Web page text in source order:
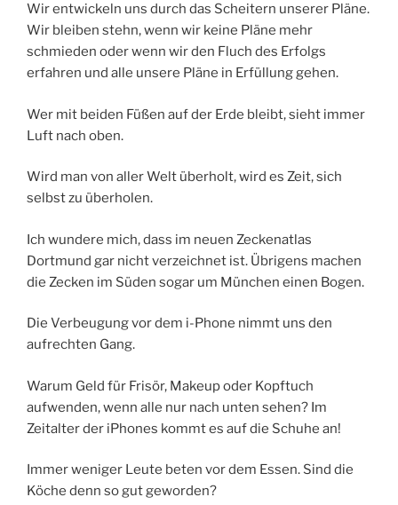
Wir entwickeln uns durch das Scheitern unserer Pläne.
Wir bleiben stehn, wenn wir keine Pläne mehr
schmieden oder wenn wir den Fluch des Erfolgs
erfahren und alle unsere Pläne in Erfüllung gehen.
Wer mit beiden Füßen auf der Erde bleibt, sieht immer
Luft nach oben.
Wird man von aller Welt überholt, wird es Zeit, sich
selbst zu überholen.
Ich wundere mich, dass im neuen Zeckenatlas
Dortmund gar nicht verzeichnet ist. Übrigens machen
die Zecken im Süden sogar um München einen Bogen.
Die Verbeugung vor dem i-Phone nimmt uns den
aufrechten Gang.
Warum Geld für Frisör, Makeup oder Kopftuch
aufwenden, wenn alle nur nach unten sehen? Im
Zeitalter der iPhones kommt es auf die Schuhe an!
Immer weniger Leute beten vor dem Essen. Sind die
Köche denn so gut geworden?